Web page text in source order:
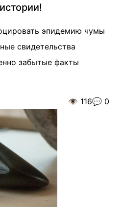
эпидемию чумы
свидетельства
забытые факты
👁️ 116💬 0